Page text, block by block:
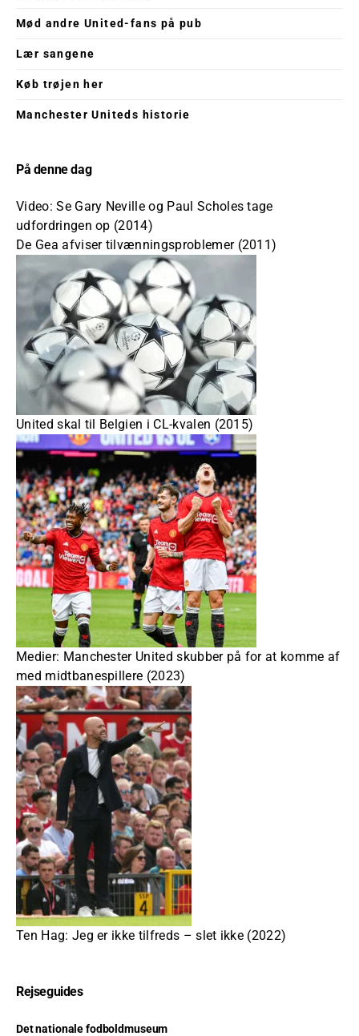
Mød andre United-fans på pub
Lær sangene
Køb trøjen her
Manchester Uniteds historie
På denne dag
Video: Se Gary Neville og Paul Scholes tage
udfordringen op (2014)
De Gea afviser tilvænningsproblemer (2011)
United skal til Belgien i CL-kvalen (2015)
Medier: Manchester United skubber på for at komme af
med midtbanespillere (2023)
Ten Hag: Jeg er ikke tilfreds – slet ikke (2022)
Rejseguides
Det nationale fodboldmuseum